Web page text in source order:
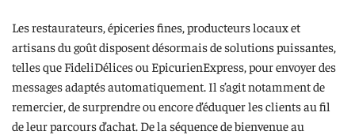
Les restaurateurs, épiceries fines, producteurs locaux et
artisans du goût disposent désormais de solutions puissantes,
telles que FideliDélices ou EpicurienExpress, pour envoyer des
messages adaptés automatiquement. Il s’agit notamment de
remercier, de surprendre ou encore d’éduquer les clients au fil
de leur parcours d’achat. De la séquence de bienvenue au